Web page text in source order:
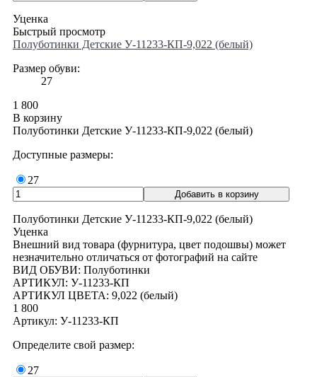
Уценка
Быстрый просмотр
Полуботинки Детские У-11233-КП-9,022 (белый)
Размер обуви:
27
1 800
В корзину
Полуботинки Детские У-11233-КП-9,022 (белый)
Доступные размеры:
27
Полуботинки Детские У-11233-КП-9,022 (белый)
Уценка
Внешний вид товара (фурнитура, цвет подошвы) может
незначительно отличаться от фотографий на сайте
ВИД ОБУВИ: Полуботинки
АРТИКУЛ: У-11233-КП
АРТИКУЛ ЦВЕТА: 9,022 (белый)
1 800
Артикул: У-11233-КП
Определите свой размер:
27